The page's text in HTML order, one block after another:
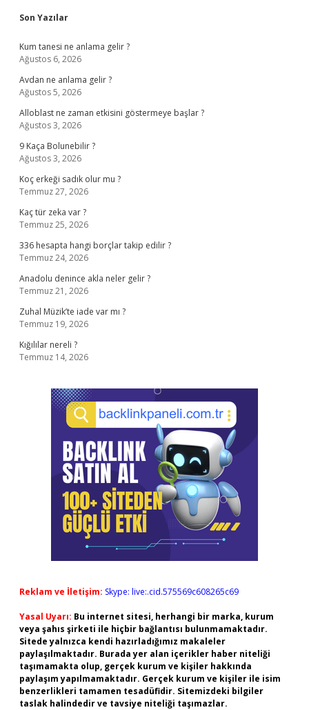
Sidebar
Son Yazılar
Kum tanesi ne anlama gelir ?
Ağustos 6, 2026
Avdan ne anlama gelir ?
Ağustos 5, 2026
Alloblast ne zaman etkisini göstermeye başlar ?
Ağustos 3, 2026
9 Kaça Bolunebilir ?
Ağustos 3, 2026
Koç erkeği sadık olur mu ?
Temmuz 27, 2026
Kaç tür zeka var ?
Temmuz 25, 2026
336 hesapta hangi borçlar takip edilir ?
Temmuz 24, 2026
Anadolu denince akla neler gelir ?
Temmuz 21, 2026
Zuhal Müzik’te iade var mı ?
Temmuz 19, 2026
Kığılılar nereli ?
Temmuz 14, 2026
Reklam ve İletişim: Skype: live:.cid.575569c608265c69
Yasal Uyarı: Bu internet sitesi, herhangi bir marka, kurum
veya şahıs şirketi ile hiçbir bağlantısı bulunmamaktadır.
Sitede yalnızca kendi hazırladığımız makaleler
paylaşılmaktadır. Burada yer alan içerikler haber niteliği
taşımamakta olup, gerçek kurum ve kişiler hakkında
paylaşım yapılmamaktadır. Gerçek kurum ve kişiler ile isim
benzerlikleri tamamen tesadüfidir. Sitemizdeki bilgiler
taslak halindedir ve tavsiye niteliği taşımazlar.